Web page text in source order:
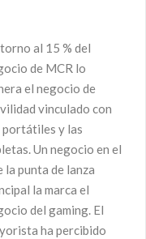
al 15 % del
de MCR lo
el negocio de
vinculado con
portátiles y las
Un negocio en el
la punta de lanza
la marca el
del gaming. El
ha percibido